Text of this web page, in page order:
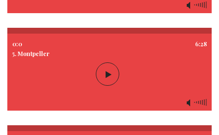
0:0
6:28
5. Montpeller